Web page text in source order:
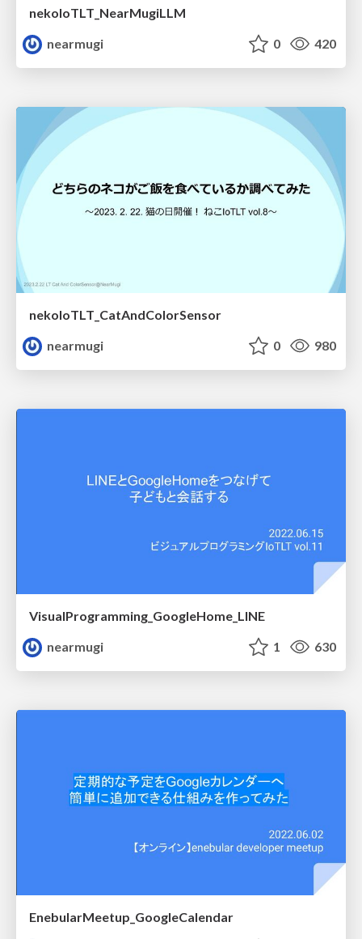
nekoIoTLT_NearMugiLLM
nearmugi
0 420
nekoIoTLT_CatAndColorSensor
nearmugi
0 980
VisualProgramming_GoogleHome_LINE
nearmugi
1 630
EnebularMeetup_GoogleCalendar